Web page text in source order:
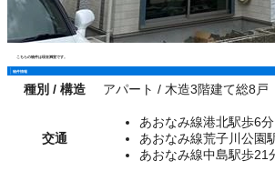
こちらの物件は現在満室です。
物件情報
種別 / 構造 アパート / 木造3階建て総8戸
交通
あおなみ線港北駅歩6分
あおなみ線荒子川公園
あおなみ線中島駅歩21